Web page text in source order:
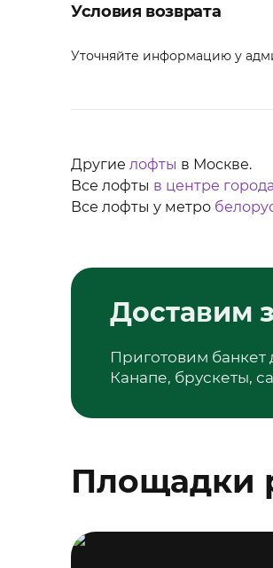
Условия возврата
Уточняйте информацию у
Другие лофты в Москве.
Все лофты в центре
Все лофты у метро
Доставим
Приготовим банкет
Канапе, брускеты,
Площадки